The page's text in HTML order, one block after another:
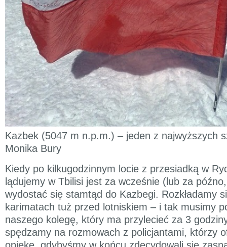
Kazbek (5047 m n.p.m.) – jeden z najwyższych
Monika Bury
Kiedy po kilkugodzinnym locie z przesiadką w
lądujemy w Tbilisi jest za wcześnie (lub za
wydostać się stamtąd do Kazbegi. Rozkładamy
karimatach tuż przed lotniskiem – i tak musimy
naszego kolegę, który ma przylecieć za 3
spędzamy na rozmowach z policjantami, którzy
opiekę, gdybyśmy w końcu zdecydowali się